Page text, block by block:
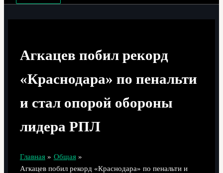
Агкацев побил рекорд
«Краснодара» по пенальти
и стал опорой обороны
лидера РПЛ
Главная
Общая
Агкацев побил рекорд «Краснодара» по пенальти и